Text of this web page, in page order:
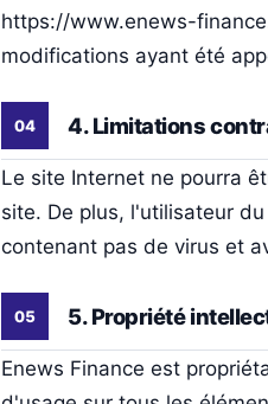
https://www.enews-
modifications ayant été
4. Limitations
Le site Internet ne pourra
site. De plus, l'utilisateur
contenant pas de virus et
5. Propriété
Enews Finance est